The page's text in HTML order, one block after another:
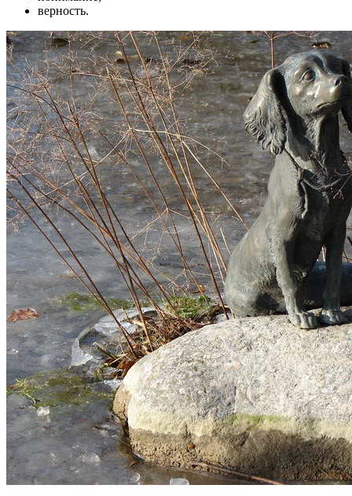
верность.